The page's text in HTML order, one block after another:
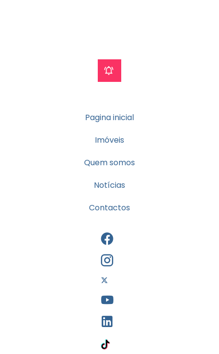
Pagina inicial
Imóveis
Quem somos
Notícias
Contactos